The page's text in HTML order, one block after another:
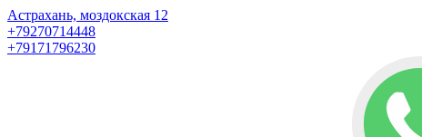
Астрахань, моздокская 12
+79270714448
+79171796230